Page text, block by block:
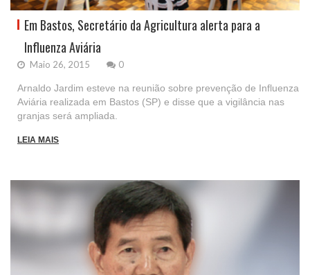
Em Bastos, Secretário da Agricultura alerta para a
Influenza Aviária
Maio 26, 2015 0
Arnaldo Jardim esteve na reunião sobre prevenção de Influenza
Aviária realizada em Bastos (SP) e disse que a vigilância nas
granjas será ampliada.
LEIA MAIS